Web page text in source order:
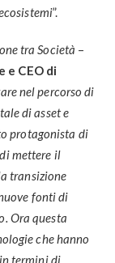
”.
tra Società –
e CEO di
nel percorso di
di asset e
protagonista di
mettere il
transizione
fonti di
Ora questa
che hanno
termini di